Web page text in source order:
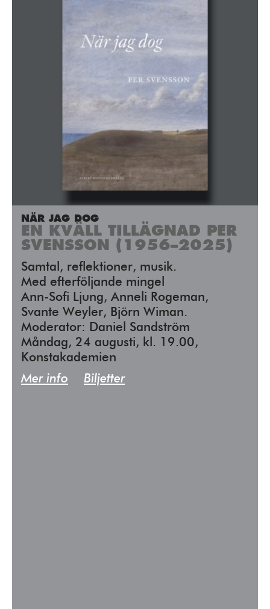
NÄR JAG DOG
EN KVÄLL TILLÄGNAD PER
SVENSSON (1956–2025)
Samtal, reflektioner, musik.
Med efterföljande mingel
Ann-Sofi Ljung, Anneli Rogeman,
Svante Weyler, Björn Wiman.
Moderator: Daniel Sandström
Måndag, 24 augusti, kl. 19.00,
Konstakademien
Mer info
Biljetter